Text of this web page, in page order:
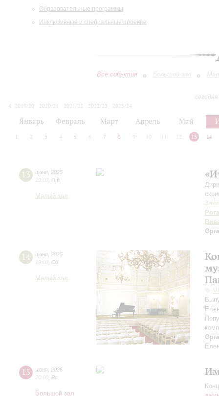
Образовательные программы
Инклюзивные и специальные проекты
Все события Большой зал
2019/20
2020/21 2021/22 2022/23
2023/24
Январь Февраль Март Апрель Май
1 2 3 4 5 6 7 8 9 10 12 13 14
13 июня 2025
19:00 Пт
Малый зал
Рота
14 июня 2025
19:00 Сб
Малый зал
15 июня 2025
20:00 Вс
Большой зал